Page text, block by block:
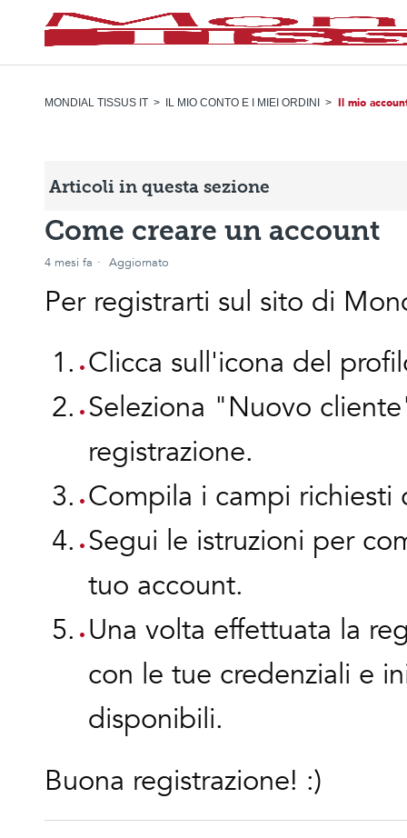
MONDIAL TISSUS IT IL MIO CONTO E I MIEI ORDINI Il mio
Articoli in questa sezione
Come creare un account
4 mesi fa Aggiornato
Per registrarti sul sito di
Clicca sull'icona del
Seleziona "Nuovo
registrazione.
Compila i campi richiesti
Segui le istruzioni per
tuo account.
Una volta effettuata la
con le tue credenziali e
disponibili.
Buona registrazione! :)